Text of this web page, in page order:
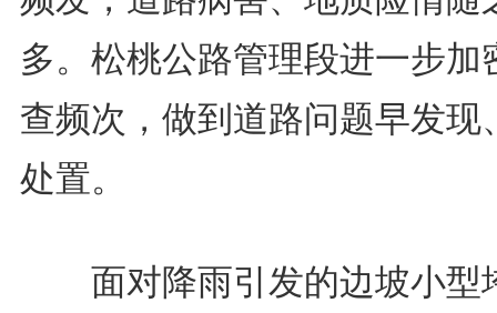
多。松桃公路管理段进一步加
查频次，做到道路问题早发现
处置。
面对降雨引发的边坡小型